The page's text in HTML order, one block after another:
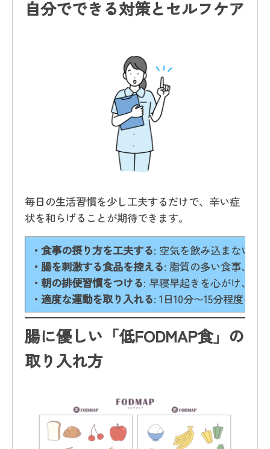
自分でできる対策とセルフケア
毎日の生活習慣を少し工夫するだけで、辛い症
状を和らげることが期待できます。
・食事の摂り方を工夫する: 空気を飲み込まないよ
・腸を刺激する食品を控える: 脂質の多い食事、カ
・朝の排便習慣をつける: 早寝早起きを心がけ、朝
・適度な運動を取り入れる: 1日10分〜15分程度の
腸に優しい「低FODMAP食」の
取り入れ方